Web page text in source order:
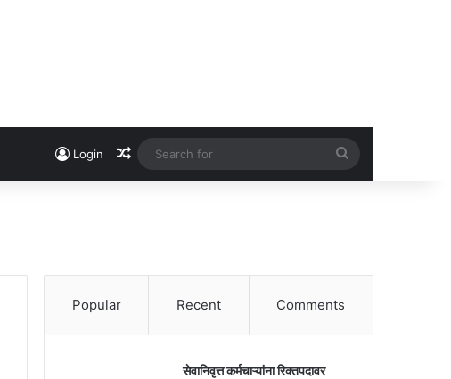
Login Random Article
for
Popular Recent Comments
सेवानिवृत्त कर्मचाऱ्यांना रिक्तपदावर